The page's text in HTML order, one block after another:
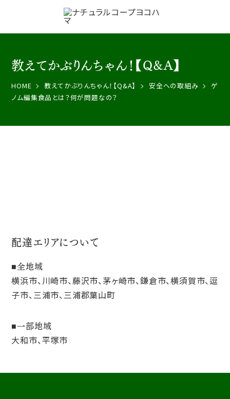
教えてかぶりんちゃん！【Q&A】
HOME 教えてかぶりんちゃん！【Q&A】 安全への取組み
ゲ
ノム編集食品とは？何が問題なの？
配達エリアについて
全地域
横浜市、川崎市、藤沢市、茅ヶ崎市、鎌倉市、横須賀市、逗
子市、三浦市、三浦郡葉山町
一部地域
大和市、平塚市